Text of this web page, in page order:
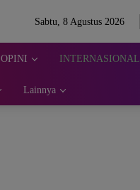
Sabtu, 8 Agustus 2026
OPINI INTERNASIONAL
Lainnya